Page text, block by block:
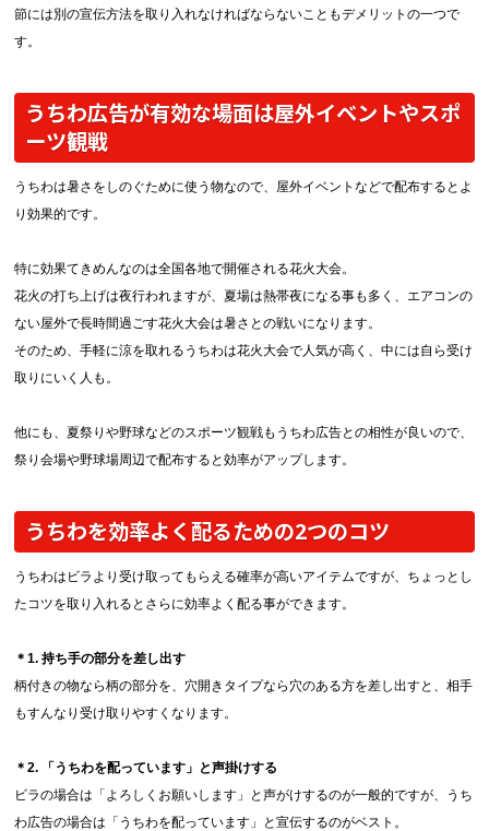
節には別の宣伝方法を取り入れなければならないこともデメリットの一つで
す。
うちわ広告が有効な場面は屋外イベントやスポ
ーツ観戦
うちわは暑さをしのぐために使う物なので、屋外イベントなどで配布するとよ
り効果的です。
特に効果てきめんなのは全国各地で開催される花火大会。
花火の打ち上げは夜行われますが、夏場は熱帯夜になる事も多く、エアコンの
ない屋外で長時間過ごす花火大会は暑さとの戦いになります。
そのため、手軽に涼を取れるうちわは花火大会で人気が高く、中には自ら受け
取りにいく人も。
他にも、夏祭りや野球などのスポーツ観戦もうちわ広告との相性が良いので、
祭り会場や野球場周辺で配布すると効率がアップします。
うちわを効率よく配るための2つのコツ
うちわはビラより受け取ってもらえる確率が高いアイテムですが、ちょっとし
たコツを取り入れるとさらに効率よく配る事ができます。
＊1. 持ち手の部分を差し出す
柄付きの物なら柄の部分を、穴開きタイプなら穴のある方を差し出すと、相手
もすんなり受け取りやすくなります。
＊2. 「うちわを配っています」と声掛けする
ビラの場合は「よろしくお願いします」と声がけするのが一般的ですが、うち
わ広告の場合は「うちわを配っています」と宣伝するのがベスト。